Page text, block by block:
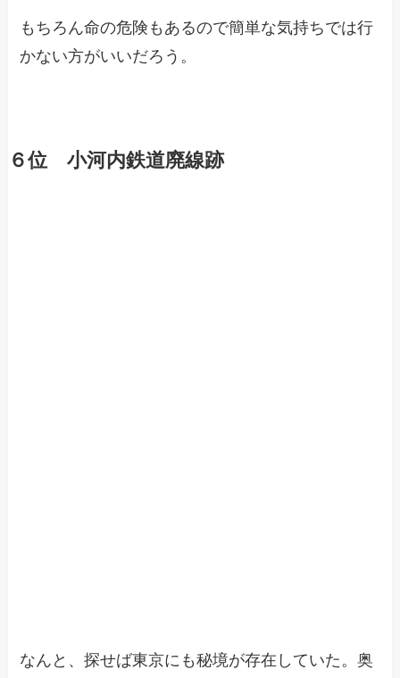
もちろん命の危険もあるので簡単な気持ちでは行
かない方がいいだろう。
６位 小河内鉄道廃線跡
なんと、探せば東京にも秘境が存在していた。奥